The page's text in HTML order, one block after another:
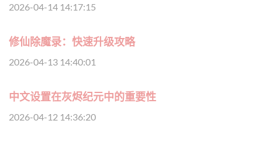
2026-04-14 14:17:15
修仙除魔录：快速升级攻略
2026-04-13 14:40:01
中文设置在灰烬纪元中的重要性
2026-04-12 14:36:20